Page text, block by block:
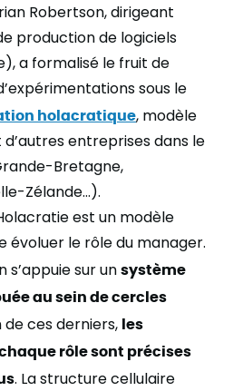
Robertson, dirigeant
production de logiciels
a formalisé le fruit de
sous le
holacratique, modèle
d’autres entreprises dans le
Bretagne,
Zélande…).
est un modèle
évoluer le rôle du manager.
sur unsystème
au sein de cercles
de ces derniers, les
rôle sont précises
. La structure cellulaire